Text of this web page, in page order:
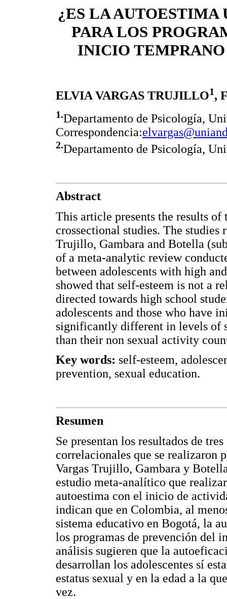
¿ES LA
PARA LOS
INICIO
ELVIA VARGAS TRUJILLO1,
1.Departamento de Psicología,
Correspondencia:
2.Departamento de Psicología,
Abstract
This article presents the results
crossectional studies. The studies
Trujillo, Gambara and Botella
of a meta-analytic review
between adolescents with high
showed that self-esteem is not a
directed towards high school
adolescents and those who have
significantly different in levels of
than their non sexual activity
Key words: self-esteem,
prevention, sexual education.
Resumen
Se presentan los resultados de
correlacionales que se realizaron
Vargas Trujillo, Gambara y
estudio meta-analítico que
autoestima con el inicio de
indican que en Colombia, al
sistema educativo en Bogotá, la
los programas de prevención del
análisis sugieren que la
desarrollan los adolescentes sí
estatus sexual y en la edad a la
vez.